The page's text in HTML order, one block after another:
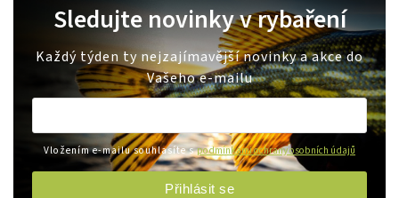
Sledujte novinky v rybaření
Každý týden ty nejzajímavější novinky a akce do
Vašeho e-mailu
Vložením e-mailu souhlasíte spodmínkami ochrany osobních údajů
Přihlásit se